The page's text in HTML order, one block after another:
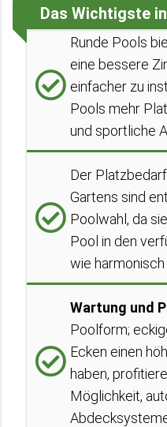
Das Wichtigste
Runde Pools
eine bessere
einfacher zu
Pools mehr
und sportliche
Der
Gartens sind
Poolwahl, da
Pool in den
wie
Wartung und
Poolform;
Ecken einen
haben,
Möglichkeit,